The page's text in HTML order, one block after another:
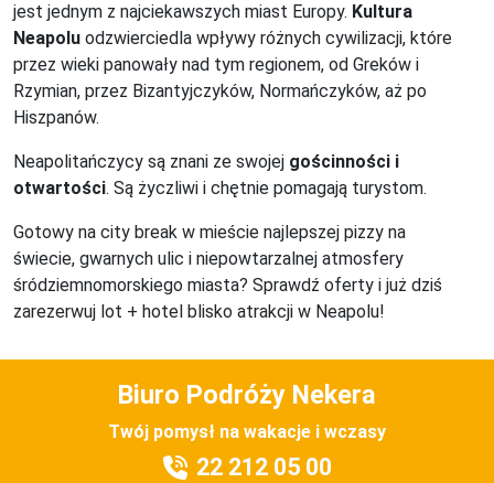
jest jednym z najciekawszych miast Europy. Kultura
Neapolu odzwierciedla wpływy różnych cywilizacji, które
przez wieki panowały nad tym regionem, od Greków i
Rzymian, przez Bizantyjczyków, Normańczyków, aż po
Hiszpanów.
Neapolitańczycy są znani ze swojej gościnności i
otwartości. Są życzliwi i chętnie pomagają turystom.
Gotowy na city break w mieście najlepszej pizzy na
świecie, gwarnych ulic i niepowtarzalnej atmosfery
śródziemnomorskiego miasta? Sprawdź oferty i już dziś
zarezerwuj lot + hotel blisko atrakcji w Neapolu!
Biuro Podróży Nekera
Twój pomysł na wakacje i wczasy
22 212 05 00